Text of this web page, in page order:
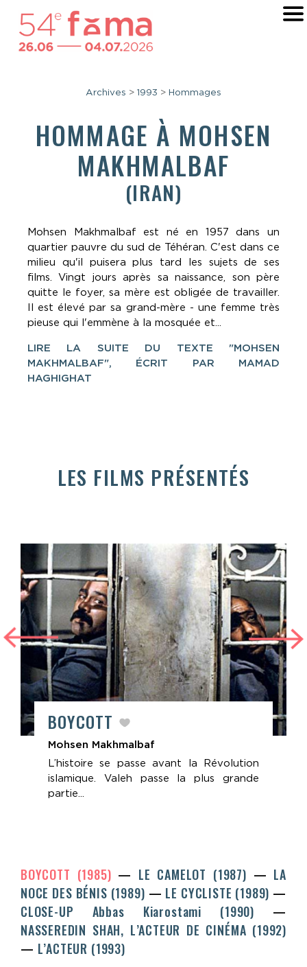
Archives > 1993 > Hommages
HOMMAGE À MOHSEN
MAKHMALBAF
(IRAN)
Mohsen Makhmalbaf est né en 1957 dans un
quartier pauvre du sud de Téhéran. C'est dans ce
milieu qu'il puisera plus tard les sujets de ses
films. Vingt jours après sa naissance, son père
quitte le foyer, sa mère est obligée de travailler.
Il est élevé par sa grand-mère - une femme très
pieuse qui l'emmène à la mosquée et...
LIRE LA SUITE DU TEXTE "MOHSEN
MAKHMALBAF", ÉCRIT PAR MAMAD
HAGHIGHAT
LES FILMS PRÉSENTÉS
BOYCOTT
Mohsen Makhmalbaf
L’histoire se passe avant la Révolution
islamique. Valeh passe la plus grande
partie...
BOYCOTT (1985) LE CAMELOT (1987)
LA
NOCE DES BÉNIS (1989)
LE CYCLISTE (1989)
CLOSE-UP Abbas Kiarostami (1990)
NASSEREDIN SHAH, L’ACTEUR DE CINÉMA (1992)
L’ACTEUR (1993)